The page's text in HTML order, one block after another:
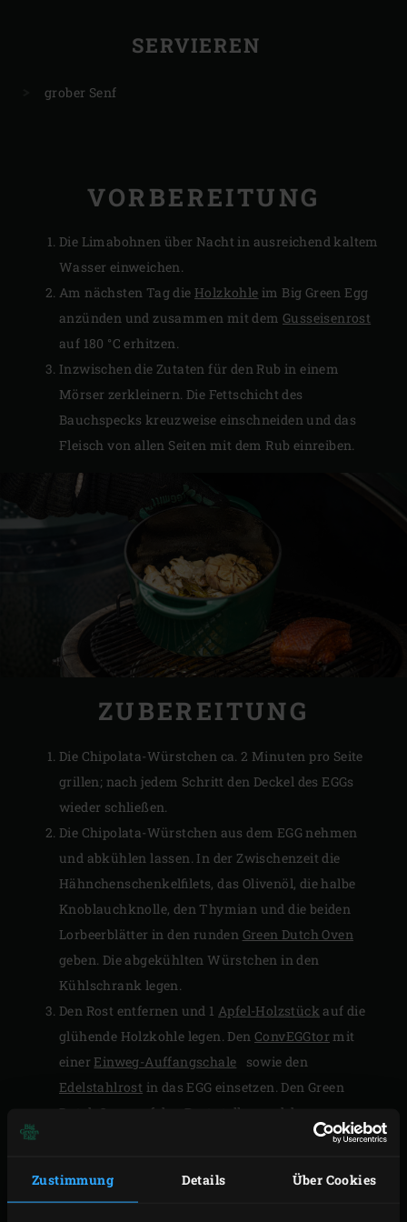
Zustimmung Details Über Cookies
SERVIEREN
grober Senf
VORBEREITUNG
Die Limabohnen über Nacht in ausreichend kaltem
Wasser einweichen.
Am nächsten Tag die Holzkohle im Big Green Egg
anzünden und zusammen mit dem Gusseisenrost
auf 180 °C erhitzen.
Inzwischen die Zutaten für den Rub in einem
Mörser zerkleinern. Die Fettschicht des
Bauchspecks kreuzweise einschneiden und das
Fleisch von allen Seiten mit dem Rub einreiben.
ZUBEREITUNG
Die Chipolata-Würstchen ca. 2 Minuten pro Seite
grillen; nach jedem Schritt den Deckel des EGGs
wieder schließen.
Die Chipolata-Würstchen aus dem EGG nehmen
und abkühlen lassen. In der Zwischenzeit die
Hähnchenschenkelfilets, das Olivenöl, die halbe
Knoblauchknolle, den Thymian und die beiden
Lorbeerblätter in den runden Green Dutch Oven
geben. Die abgekühlten Würstchen in den
Kühlschrank legen.
Den Rost entfernen und 1 Apfel-Holzstück auf die
glühende Holzkohle legen. Den ConvEGGtor mit
einerEinweg-Auffangschale sowie den
Edelstahlrost in das EGG einsetzen. Den Green
Dutch Oven auf den Rost stellen und den
Bauchspeck mit der Fettschicht nach oben daneben
auf 100 °C erhitzen. Die Hähnchenschenkelfilets ca.